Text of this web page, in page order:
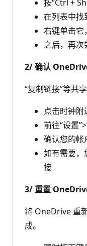
按“Ctrl +
在列表中找
右键单击它
之后，再次
2/ 确认
“复制链接”等共
点击时钟
前往“设置
确认您的帐
如有需要，
接
3/ 重置
将 OneDrive 重
成。